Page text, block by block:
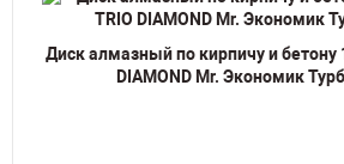
Диск алмазный по кирпичу и бетону
DIAMOND Mr. Экономик